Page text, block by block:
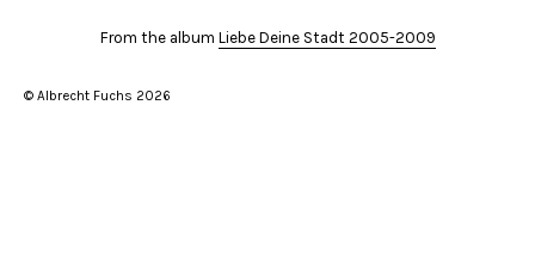
From the album Liebe Deine Stadt 2005-2009
© Albrecht Fuchs 2026